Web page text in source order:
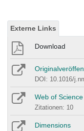
Externe Links
Download
DOI: 10.1016/
Web of Science
Zitationen: 10
Dimensions